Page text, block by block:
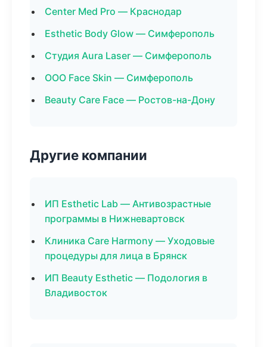
Center Med Pro — Краснодар
Esthetic Body Glow — Симферополь
Студия Aura Laser — Симферополь
ООО Face Skin — Симферополь
Beauty Care Face — Ростов-на-Дону
Другие компании
ИП Esthetic Lab — Антивозрастные
программы в Нижневартовск
Клиника Care Harmony — Уходовые
процедуры для лица в Брянск
ИП Beauty Esthetic — Подология в
Владивосток